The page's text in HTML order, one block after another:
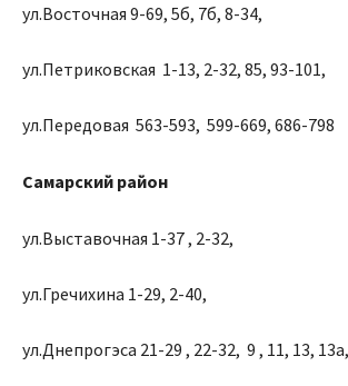
ул.Восточная 9-69, 5б, 7б, 8-34,
ул.Петриковская 1-13, 2-32, 85, 93-101,
ул.Передовая 563-593, 599-669, 686-798
Самарский район
ул.Выставочная 1-37 , 2-32,
ул.Гречихина 1-29, 2-40,
ул.Днепрогэса 21-29 , 22-32, 9 , 11, 13, 13а,